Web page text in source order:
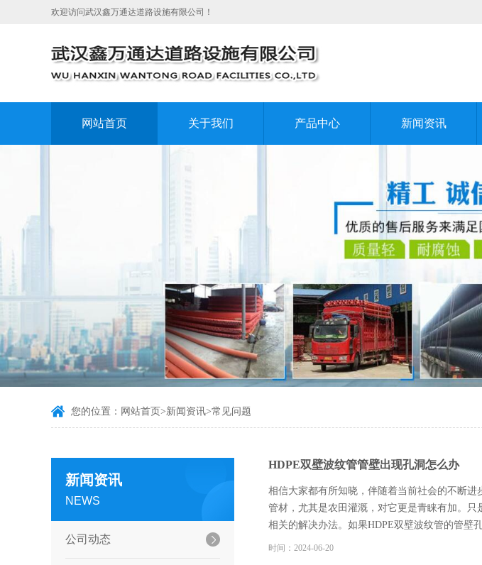
欢迎访问武汉鑫万通达道路设施有限公司！
网站首页 关于我们 产品中心 新闻资讯
您的位置： 网站首页>新闻资讯>常见问题
新闻资讯
NEWS
公司动态
HDPE双壁波纹管管壁出现孔洞怎么办
相信大家都有所知晓，伴随着当前社会的不断
管材，尤其是农田灌溉，对它更是青睐有加。
相关的解决办法。如果HDPE双壁波纹管的管壁
下时，可以以聚氯乙烯塑料粘结溶剂在HDPE
粘贴的圆形板的直径为孔洞至大直径加100㎜
时间：2024-06-20